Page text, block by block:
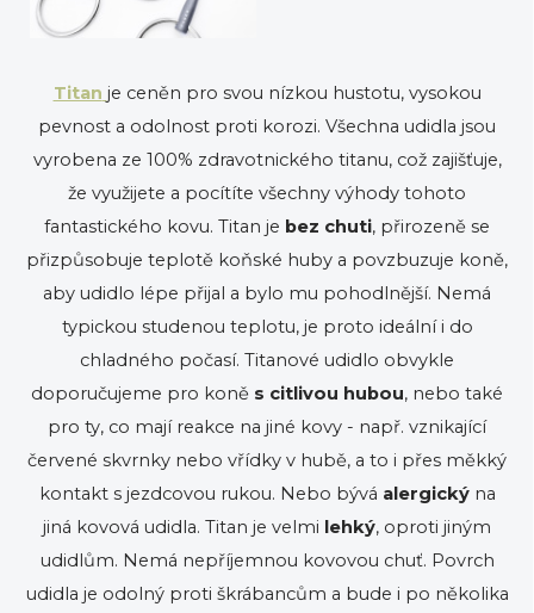
Titan je ceněn pro svou nízkou hustotu, vysokou
pevnost a odolnost proti korozi. Všechna udidla jsou
vyrobena ze 100% zdravotnického titanu, což zajišťuje,
že využijete a pocítíte všechny výhody tohoto
fantastického kovu. Titan je bez chuti, přirozeně se
přizpůsobuje teplotě koňské huby a povzbuzuje koně,
aby udidlo lépe přijal a bylo mu pohodlnější. Nemá
typickou studenou teplotu, je proto ideální i do
chladného počasí. Titanové udidlo obvykle
doporučujeme pro koně s citlivou hubou, nebo také
pro ty, co mají reakce na jiné kovy - např. vznikající
červené skvrnky nebo vřídky v hubě, a to i přes měkký
kontakt s jezdcovou rukou. Nebo bývá alergickýna
jiná kovová udidla. Titan je velmi lehký, oproti jiným
udidlům. Nemá nepříjemnou kovovou chuť. Povrch
udidla je odolný proti škrábancům a bude i po několika